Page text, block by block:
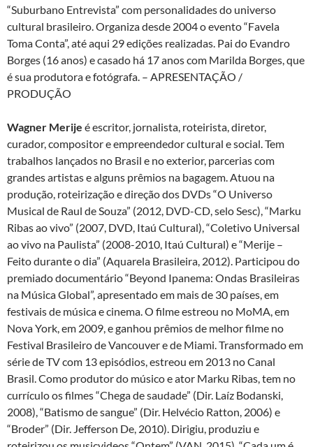
“Suburbano Entrevista” com personalidades do universo
cultural brasileiro. Organiza desde 2004 o evento “Favela
Toma Conta”, até aqui 29 edições realizadas. Pai do Evandro
Borges (16 anos) e casado há 17 anos com Marilda Borges, que
é sua produtora e fotógrafa. – APRESENTAÇÃO /
PRODUÇÃO
Wagner Merije é escritor, jornalista, roteirista, diretor,
curador, compositor e empreendedor cultural e social. Tem
trabalhos lançados no Brasil e no exterior, parcerias com
grandes artistas e alguns prêmios na bagagem. Atuou na
produção, roteirização e direção dos DVDs “O Universo
Musical de Raul de Souza” (2012, DVD-CD, selo Sesc), “Marku
Ribas ao vivo” (2007, DVD, Itaú Cultural), “Coletivo Universal
ao vivo na Paulista” (2008-2010, Itaú Cultural) e “Merije –
Feito durante o dia” (Aquarela Brasileira, 2012). Participou do
premiado documentário “Beyond Ipanema: Ondas Brasileiras
na Música Global”, apresentado em mais de 30 países, em
festivais de música e cinema. O filme estreou no MoMA, em
Nova York, em 2009, e ganhou prêmios de melhor filme no
Festival Brasileiro de Vancouver e de Miami. Transformado em
série de TV com 13 episódios, estreou em 2013 no Canal
Brasil. Como produtor do músico e ator Marku Ribas, tem no
currículo os filmes “Chega de saudade” (Dir. Laíz Bodanski,
2008), “Batismo de sangue” (Dir. Helvécio Ratton, 2006) e
“Broder” (Dir. Jefferson De, 2010). Dirigiu, produziu e